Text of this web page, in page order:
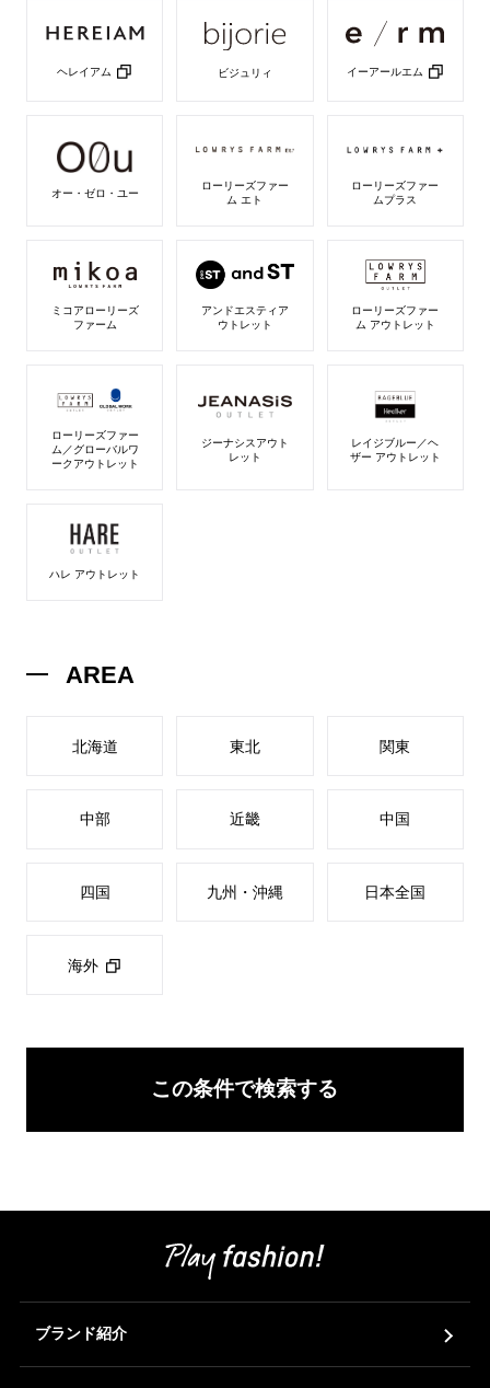
ニュース
採用情報
IR情報
JP EN
ヘレイアム ビジュリィ イーアールエム
オー・ゼロ・ユー
ローリーズファー
ム エト
ローリーズファー
ムプラス
ミコアローリーズ
ファーム
アンドエスティア
ウトレット
ローリーズファー
ム アウトレット
ローリーズファー
ム／グローバルワ
ークアウトレット
ジーナシスアウト
レット
レイジブルー／ヘ
ザー アウトレット
ハレ アウトレット
AREA
北海道 東北 関東
中部 近畿 中国
四国 九州・沖縄 日本全国
海外
この条件で検索する
ブランド紹介